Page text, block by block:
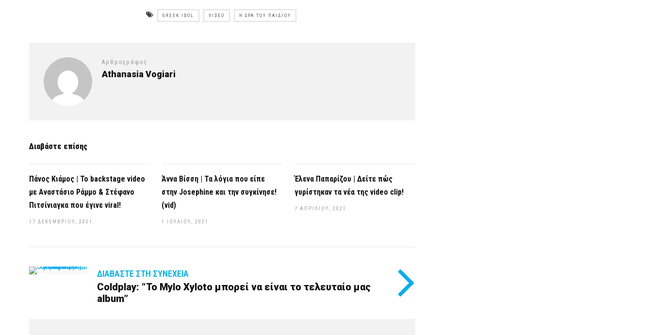
GREEK IDOL VIDEO Η ΏΡΑ ΤΟΥ ΠΑΙΔΙΟΎ
Αρθρογράφος
Athanasia Vogiari
Διαβάστε επίσης
Πάνος Κιάμος | Το backstage video
με Αναστάσιο Ράμμο & Στέφανο
Πιτσίνιαγκα που έγινε viral!
17 ΔΕΚΕΜΒΡΊΟΥ, 2021
Άννα Βίσση | Τα λόγια που είπε
στην Josephine και την συγκίνησε!
(vid)
1 ΙΟΥΛΊΟΥ, 2021
Έλενα Παπαρίζου | Δείτε πώς
γυρίστηκαν τα νέα της video clip!
7 ΑΠΡΙΛΊΟΥ, 2021
ΔΙΑΒΆΣΤΕ ΣΤΗ ΣΥΝΈΧΕΙΑ
Coldplay: “Το Mylo Xyloto μπορεί να είναι το τελευταίο μας
album”